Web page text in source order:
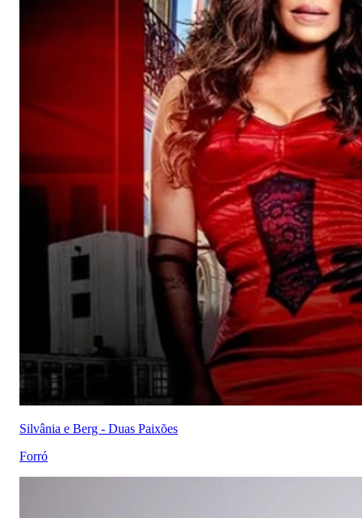
Silvânia e Berg - Duas Paixões
Forró